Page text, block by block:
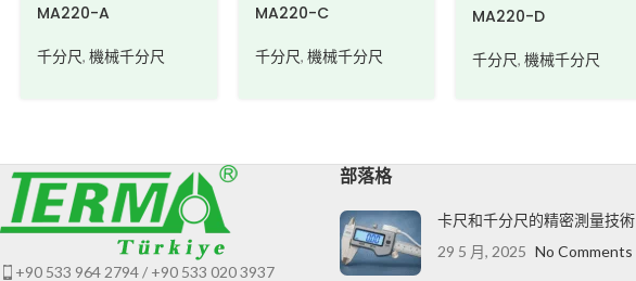
MA220-A
千分尺,機械千分尺
MA220-C
千分尺, 機械千分尺
MA220-D
千分尺,機械千分尺
+90 533 964 2794 / +90 533 020 3937
部落格
卡尺和千分尺的精密測量技術
29 5 月, 2025 No Comments